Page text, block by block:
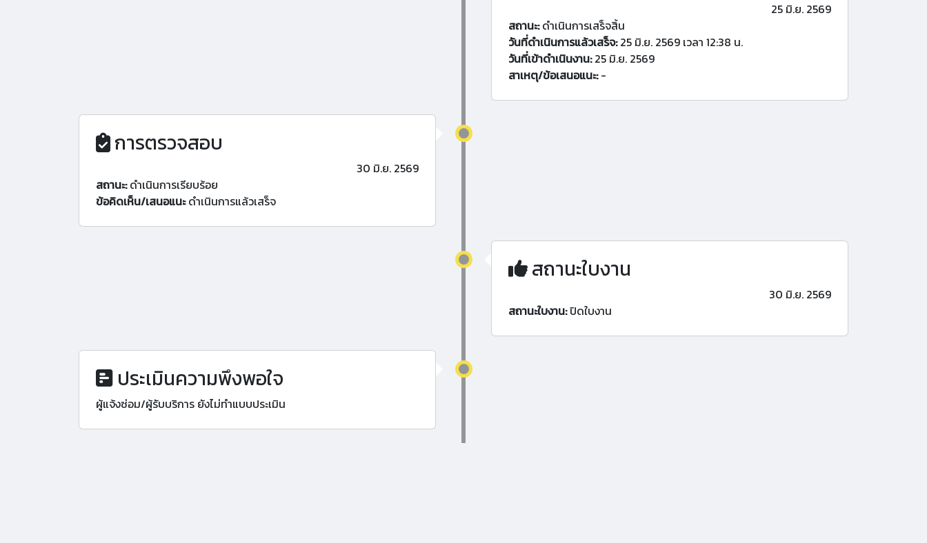
25 มิ.ย. 2569
สถานะ:ดำเนินการเสร็จสิ้น
วันที่ดำเนินการแล้วเสร็จ:25 มิ.ย. 2569 เวลา 12:38 น.
วันที่เข้าดำเนินงาน:25 มิ.ย. 2569
สาเหตุ/ข้อเสนอแนะ:-
การตรวจสอบ
30 มิ.ย. 2569
สถานะ:ดำเนินการเรียบร้อย
ข้อคิดเห็น/เสนอแนะดำเนินการแล้วเสร็จ
สถานะใบงาน
30 มิ.ย. 2569
สถานะใบงาน:ปิดใบงาน
ประเมินความพึงพอใจ
ผู้แจ้งซ่อม/ผู้รับบริการ ยังไม่ทำแบบประเมิน